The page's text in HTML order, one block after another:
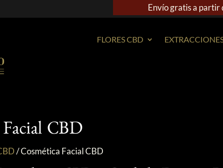
Envío gratis a partir
FLORES CBD
CBD
/Cosmética Facial CBD